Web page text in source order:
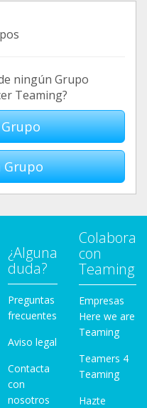
ningún Grupo
Teaming?
Grupo
¿Alguna
duda?
Preguntas
frecuentes
Aviso legal
Contacta
con
nosotros
Colabora
con
Teaming
Empresas
Here we are
Teaming
Teamers 4
Teaming
Hazte